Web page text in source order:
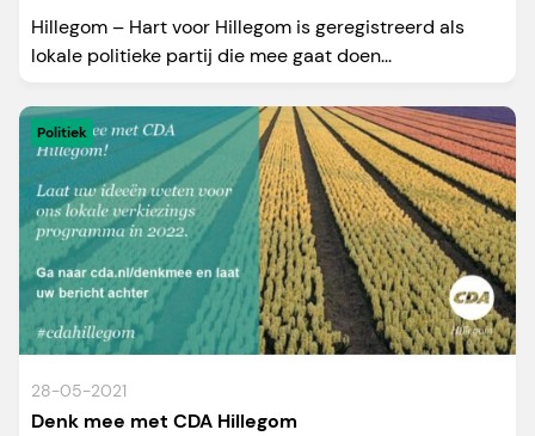
Hillegom – Hart voor Hillegom is geregistreerd als
lokale politieke partij die mee gaat doen...
Politiek
28-05-2021
Denk mee met CDA Hillegom